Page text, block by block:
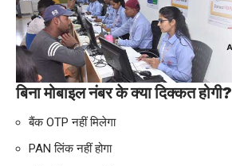
बिना मोबाइल नंबर के क्या दिक्कत होगी?
बैंक OTP नहीं मिलेगा
PAN लिंक नहीं होगा